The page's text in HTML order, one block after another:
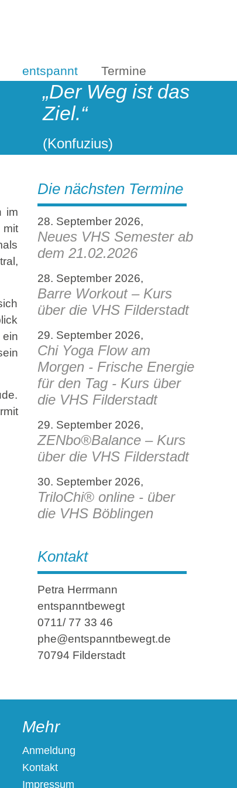
entspannt
Termine
„Der Weg ist das
Ziel.“
(Konfuzius)
im
ein
Die nächsten Termine
28. September 2026,
Neues VHS Semester ab
dem 21.02.2026
28. September 2026,
Barre Workout – Kurs
über die VHS Filderstadt
29. September 2026,
Chi Yoga Flow am
Morgen - Frische Energie
für den Tag - Kurs über
die VHS Filderstadt
29. September 2026,
ZENbo®Balance – Kurs
über die VHS Filderstadt
30. September 2026,
TriloChi® online - über
die VHS Böblingen
Kontakt
Petra Herrmann
entspanntbewegt
0711/ 77 33 46
phe@entspanntbewegt.de
70794 Filderstadt
Mehr
Anmeldung
Kontakt
Impressum